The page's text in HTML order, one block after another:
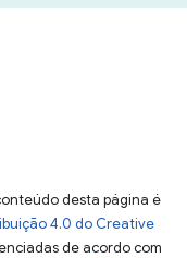
desta página é
4.0 do Creative
de acordo com